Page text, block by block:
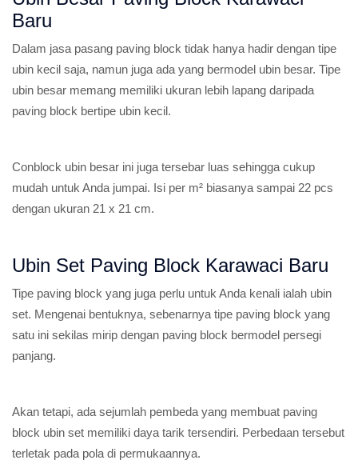
Baru
Dalam jasa pasang paving block tidak hanya hadir dengan tipe
ubin kecil saja, namun juga ada yang bermodel ubin besar. Tipe
ubin besar memang memiliki ukuran lebih lapang daripada
paving block bertipe ubin kecil.
Conblock ubin besar ini juga tersebar luas sehingga cukup
mudah untuk Anda jumpai. Isi per m² biasanya sampai 22 pcs
dengan ukuran 21 x 21 cm.
Ubin Set Paving Block Karawaci Baru
Tipe paving block yang juga perlu untuk Anda kenali ialah ubin
set. Mengenai bentuknya, sebenarnya tipe paving block yang
satu ini sekilas mirip dengan paving block bermodel persegi
panjang.
Akan tetapi, ada sejumlah pembeda yang membuat paving
block ubin set memiliki daya tarik tersendiri. Perbedaan tersebut
terletak pada pola di permukaannya.